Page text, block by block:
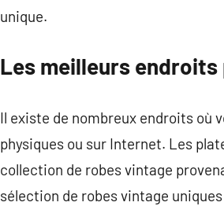
unique.
Les meilleurs
Il existe de nombreux endroits où
physiques ou sur Internet. Les
collection de robes vintage
sélection de robes vintage